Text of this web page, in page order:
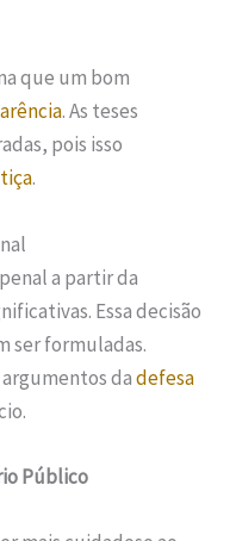
que um bom
. As teses
pois isso
.
a partir da
Essa decisão
ser formuladas.
argumentos dadefesa
Público